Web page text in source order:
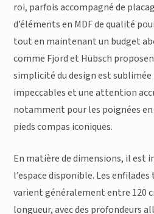
roi, parfois accompagné de
d’éléments en MDF de qualité
tout en maintenant un budget
comme Fjord et Hübsch
simplicité du design est
impeccables et une attention
notamment pour les poignées
pieds compas iconiques.
En matière de dimensions, il est
l’espace disponible. Les
varient généralement entre 120
longueur, avec des profondeurs